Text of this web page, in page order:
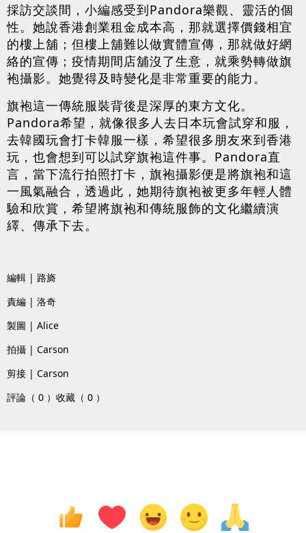
採訪交談間，小編感受到Pandora樂觀、靈活的個
性。她說香港創業租金成本高，那就選擇價錢相宜
的樓上舖；但樓上舖難以做實體宣傳，那就做好網
絡的宣傳；疫情期間店舖沒了生意，就乘勢轉做旗
袍攝影。她覺得及時變化是非常重要的能力。
旗袍這一傳統服裝背後是深厚的東方文化。
Pandora希望，就像很多人去日本玩會試穿和服，
去韓國玩會打卡韓服一樣，希望很多朋友來到香港
玩，也會想到可以試穿旗袍這件事。Pandora直
言，當下流行拍照打卡，旗袍攝影便是將旗袍和這
一風氣融合，透過此，她期待旗袍被更多年輕人體
驗和欣賞，希望將旗袍和傳統服飾的文化繼續演
繹、傳承下去。
編輯 | 路旖
責編 | 洛奇
製圖 | Alice
拍攝 | Carson
剪接 | Carson
評論（ 0 ） 收藏（ 0 ）